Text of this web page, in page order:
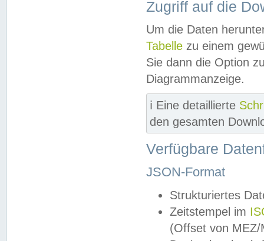
Zugriff auf die
Um die Daten
Tabelle zu einem
Sie dann die Option
Diagrammanzeige.
ℹ️ Eine detaillierte
den gesamten
Verfügbare
JSON-Format
Strukturiertes
Zeitstempel im
(Offset von MEZ/